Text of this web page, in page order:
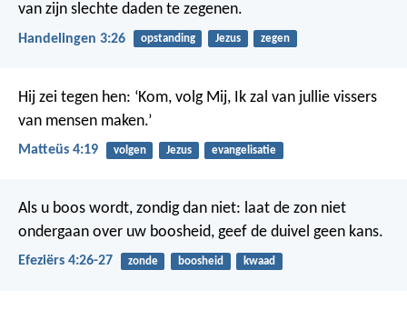
van zijn slechte daden te zegenen.
Handelingen 3:26 opstanding Jezus zegen
Hij zei tegen hen: ‘Kom, volg Mij, Ik zal van jullie vissers
van mensen maken.’
Matteüs 4:19 volgen Jezus evangelisatie
Als u boos wordt, zondig dan niet: laat de zon niet
ondergaan over uw boosheid, geef de duivel geen kans.
Efeziërs 4:26-27 zonde boosheid kwaad